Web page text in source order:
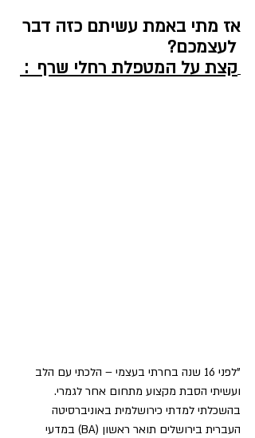
אז מתי באמת עשיתם כזה דבר
לעצמכם?
קצת על המטפלת רחלי שרף  :
"לפני 16 שנה בחרתי בעצמי – הלכתי עם הלב
ועשיתי הסבת מקצוע מתחום אחר לגמרי.
בהשכלתי למדתי כירושלמית באוניברסיטה
העברית בירושלים תואר ראשון (BA) במדעי